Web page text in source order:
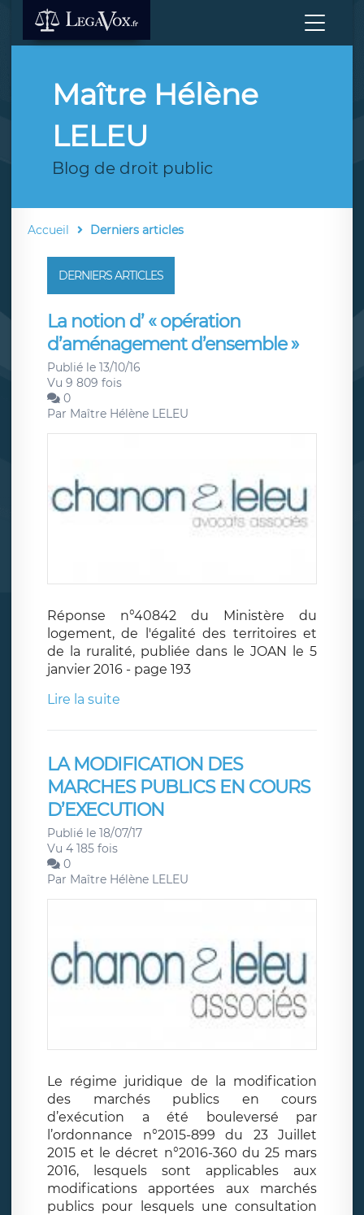
Maître Hélène
LELEU
Blog de droit public
Accueil Derniers articles
DERNIERS ARTICLES
La notion d’ « opération
d’aménagement d’ensemble »
Publié le 13/10/16
Vu 9 809 fois
0
Par Maître Hélène LELEU
Réponse n°40842 du Ministère du
logement, de l'égalité des territoires et
de la ruralité, publiée dans le JOAN le 5
janvier 2016 - page 193
Lire la suite
LA MODIFICATION DES
MARCHES PUBLICS EN COURS
D’EXECUTION
Publié le 18/07/17
Vu 4 185 fois
0
Par Maître Hélène LELEU
Le régime juridique de la modification
des marchés publics en cours
d’exécution a été bouleversé par
l’ordonnance n°2015-899 du 23 Juillet
2015 et le décret n°2016-360 du 25 mars
2016, lesquels sont applicables aux
modifications apportées aux marchés
publics pour lesquels une consultation